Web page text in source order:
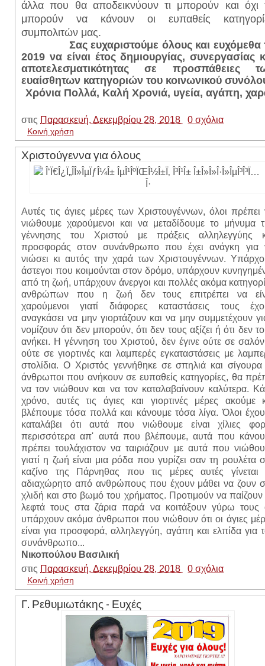
άλλα που θα αποδεικνύουν τι μπορούν και όχι
μπορούν να κάνουν οι ευπαθείς
συμπολιτών μας.
Σας ευχαριστούμε όλους και ευχόμεθα
2019 να είναι έτος δημιουργίας, συνεργασίας
αποτελεσματικότητας σε προσπάθειες
ευαίσθητων κατηγοριών του κοινωνικού
Χρόνια Πολλά, Καλή Χρονιά, υγεία, αγάπη,
στις Παρασκευή, Δεκεμβρίου 28, 2018 0 σχόλια
Κοινή χρήση
Χριστούγεννα για όλους
Αυτές τις άγιες μέρες των Χριστουγέννων, όλοι πρέπει
νιώθουμε χαρούμενοι και να μεταδίδουμε το μήνυμα
γέννησης του Χριστού με πράξεις αλληλεγγύης
προσφοράς στον συνάνθρωπο που έχει ανάγκη για
νιώσει κι αυτός την χαρά των Χριστουγέννων.
άστεγοι που κοιμούνται στον δρόμο, υπάρχουν
από τη ζωή, υπάρχουν άνεργοι και πολλές ακόμα
ανθρώπων που η ζωή δεν τους επιτρέπει να
χαρούμενοι γιατί διάφορες καταστάσεις τους
αναγκάσει να μην γιορτάζουν και να μην συμμετέχουν
νομίζουν ότι δεν μπορούν, ότι δεν τους αξίζει ή ότι δεν
ανήκει. Η γέννηση του Χριστού, δεν έγινε ούτε σε
ούτε σε γιορτινές και λαμπερές εγκαταστάσεις με
στολίδια. Ο Χριστός γεννήθηκε σε σπηλιά και σίγουρα
άνθρωποι που ανήκουν σε ευπαθείς κατηγορίες, θα
να τον νιώθουν και να τον καταλαβαίνουν καλύτερα.
χρόνο, αυτές τις άγιες και γιορτινές μέρες ακούμε
βλέπουμε τόσα πολλά και κάνουμε τόσα λίγα. Όλοι
καταλάβει ότι αυτά που νιώθουμε είναι χίλιες
περισσότερα απ' αυτά που βλέπουμε, αυτά που
πρέπει τουλάχιστον να ταιριάζουν με αυτά που
γιατί η ζωή είναι μια ρόδα που γυρίζει σαν τη ρουλέτα
καζίνο της Πάρνηθας που τις μέρες αυτές γίνεται
αδιαχώρητο από ανθρώπους που έχουν μάθει να ζουν
χλιδή και στο βωμό του χρήματος. Προτιμούν να παίζουν
λεφτά τους στα ζάρια παρά να κοιτάξουν γύρω τους
υπάρχουν ακόμα άνθρωποι που νιώθουν ότι οι άγιες
είναι για προσφορά, αλληλεγγύη, αγάπη και ελπίδα για
Νικοπούλου Βασιλική
στις Παρασκευή, Δεκεμβρίου 28, 2018 0 σχόλια
Κοινή χρήση
Γ. Ρεθυμιωτάκης - Ευχές